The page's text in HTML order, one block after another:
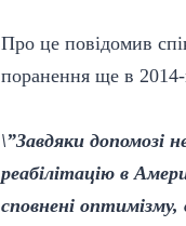
Про це повідомив
поранення ще в 2014-
\”Завдяки допомозі
реабілітацію в
сповнені оптимізму,